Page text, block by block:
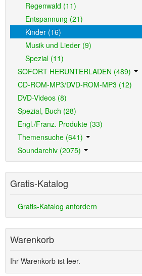
Regenwald (11)
Entspannung (21)
Kinder (16)
Musik und Lieder (9)
Spezial (11)
SOFORT HERUNTERLADEN (489)
CD-ROM-MP3/DVD-ROM-MP3 (12)
DVD-Videos (8)
Spezial, Buch (28)
Engl./Franz. Produkte (33)
Themensuche (641)
Soundarchiv (2075)
Gratis-Katalog
Gratis-Katalog anfordern
Warenkorb
Ihr Warenkorb ist leer.